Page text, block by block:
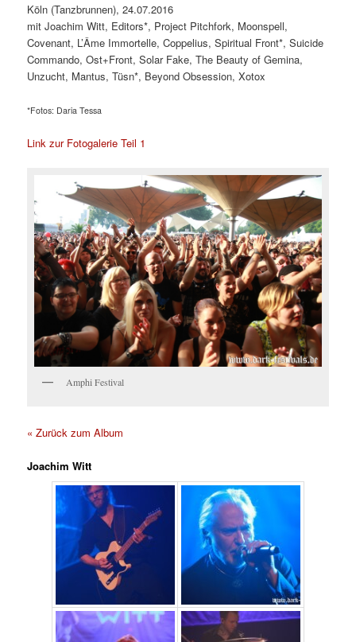
Köln (Tanzbrunnen), 24.07.2016
mit Joachim Witt, Editors*, Project Pitchfork, Moonspell,
Covenant, L’Âme Immortelle, Coppelius, Spiritual Front*, Suicide
Commando, Ost+Front, Solar Fake, The Beauty of Gemina,
Unzucht, Mantus, Tüsn*, Beyond Obsession, Xotox
*Fotos: Daria Tessa
Link zur Fotogalerie Teil 1
Amphi Festival
« Zurück zum Album
Joachim Witt